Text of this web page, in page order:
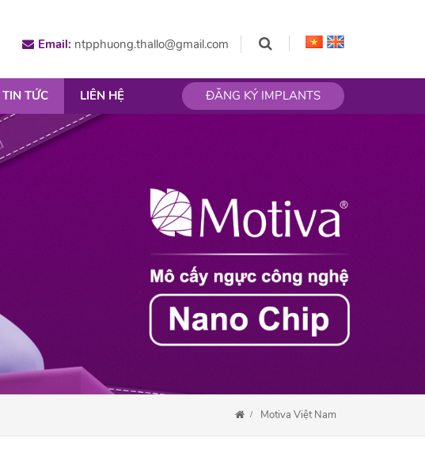
Email: ntpphuong.thallo@gmail.com
TIN TỨC LIÊN HỆ ĐĂNG KÝ IMPLANTS
Motiva Việt Nam